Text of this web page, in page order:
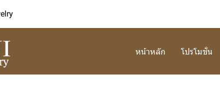
หน้าหลัก โปรโมชั่น